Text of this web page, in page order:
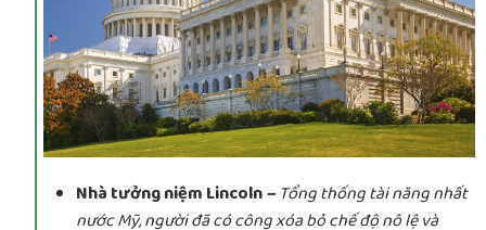
Nhà tưởng niệm Lincoln–Tổng thống tài năng nhất
nước Mỹ, người đã có công xóa bỏ chế độ nô lệ và